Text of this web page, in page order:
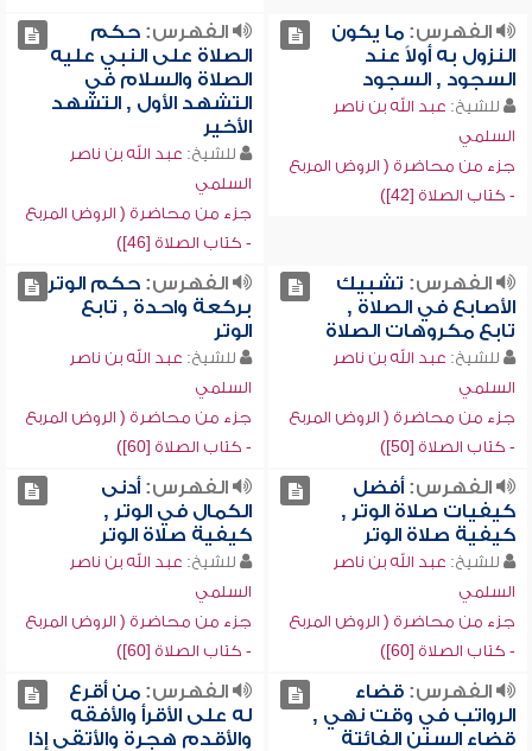
الفهرس:ما يكون
النزول به أولاً عند
السجود , السجود
للشيخ: عبد الله بن ناصر
السلمي
جزء من محاضرة ( الروض المربع
- كتاب الصلاة [42])
الفهرس:حكم
الصلاة على النبي عليه
الصلاة والسلام في
التشهد الأول , التشهد
الأخير
للشيخ: عبد الله بن ناصر
السلمي
جزء من محاضرة ( الروض المربع
- كتاب الصلاة [46])
الفهرس: تشبيك
الأصابع في الصلاة ,
تابع مكروهات الصلاة
للشيخ: عبد الله بن ناصر
السلمي
جزء من محاضرة ( الروض المربع
- كتاب الصلاة [50])
الفهرس:حكم الوتر
بركعة واحدة , تابع
الوتر
للشيخ: عبد الله بن ناصر
السلمي
جزء من محاضرة ( الروض المربع
- كتاب الصلاة [60])
الفهرس:أفضل
كيفيات صلاة الوتر ,
كيفية صلاة الوتر
للشيخ: عبد الله بن ناصر
السلمي
جزء من محاضرة ( الروض المربع
- كتاب الصلاة [60])
الفهرس:أدنى
الكمال في الوتر ,
كيفية صلاة الوتر
للشيخ: عبد الله بن ناصر
السلمي
جزء من محاضرة ( الروض المربع
- كتاب الصلاة [60])
الفهرس:قضاء
الرواتب في وقت نهي ,
قضاء السنن الفائتة
الفهرس:من أقرع
له على الأقرأ والأفقه
والأقدم هجرة والأتقى إذا